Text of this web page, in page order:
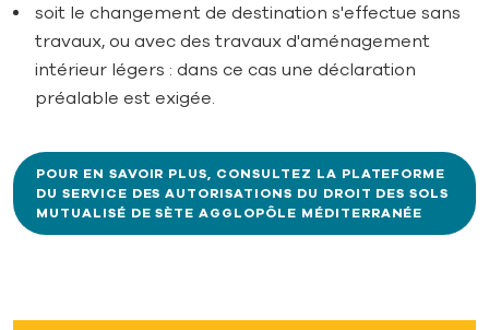
soit le changement de destination s'effectue sans
travaux, ou avec des travaux d'aménagement
intérieur légers : dans ce cas une déclaration
préalable est exigée.
POUR EN SAVOIR PLUS, CONSULTEZ LA PLATEFORME
DU SERVICE DES AUTORISATIONS DU DROIT DES SOLS
MUTUALISÉ DE SÈTE AGGLOPÔLE MÉDITERRANÉE